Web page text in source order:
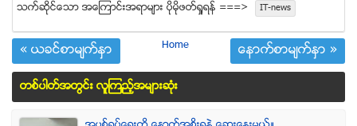
သက္ဆုိင္ေသာ အေၾကာင္းအရာမ်ား ပုိမုိဖတ္ရႈရန္ ===> IT-news
« ယခင္စာမ်က္ႏွာ Home ေနာက္စာမ်က္ႏွာ »
တစ္ပါတ္အတြင္း လူၾကည့္အမ်ားဆံုး